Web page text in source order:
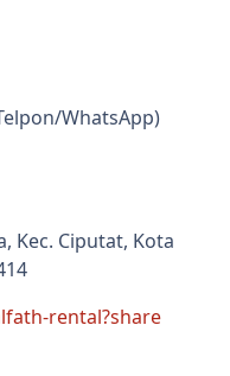
WhatsApp)
Kec. Ciputat, Kota
rental?share